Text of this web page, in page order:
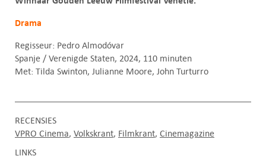
Drama
Regisseur: Pedro Almodóvar
Spanje / Verenigde Staten, 2024, 110 minuten
Met: Tilda Swinton, Julianne Moore, John Turturro
RECENSIES
VPRO Cinema Volkskrant Filmkrant Cinemagazine
LINKS